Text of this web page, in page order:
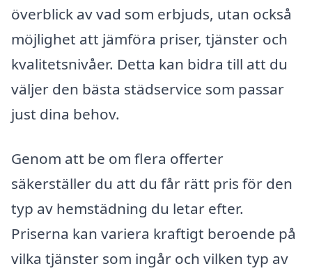
överblick av vad som erbjuds, utan också
möjlighet att jämföra priser, tjänster och
kvalitetsnivåer. Detta kan bidra till att du
väljer den bästa städservice som passar
just dina behov.
Genom att be om flera offerter
säkerställer du att du får rätt pris för den
typ av hemstädning du letar efter.
Priserna kan variera kraftigt beroende på
vilka tjänster som ingår och vilken typ av